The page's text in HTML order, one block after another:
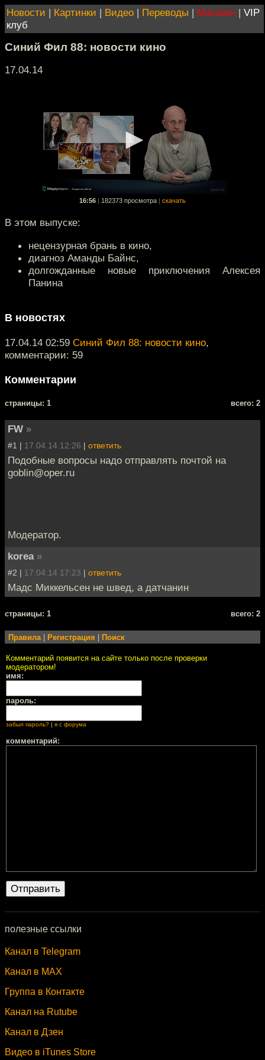
Новости | Картинки | Видео | Переводы | Магазин | VIP
клуб
Синий Фил 88: новости кино
17.04.14
16:56 182373 просмотра скачать
В этом выпуске:
нецензурная брань в кино,
диагноз Аманды Байнс,
долгожданные новые приключения Алексея
Панина
В новостях
17.04.14 02:59 Синий Фил 88: новости кино,
комментарии: 59
Комментарии
cтраницы: 1 всего: 2
FW »
#1 | 17.04.14 12:26 | ответить
Подобные вопросы надо отправлять почтой на
goblin@oper.ru
Модератор.
korea »
#2 | 17.04.14 17:23 | ответить
Мадс Миккельсен не швед, а датчанин
cтраницы: 1 всего: 2
Правила Регистрация Поиск
Комментарий появится на сайте только после проверки
модератором!
имя:
пароль:
забыл пароль? | я с форума
комментарий:
полезные ссылки
Канал в Telegram
Канал в MAX
Группа в Контакте
Канал на Rutube
Канал в Дзен
Видео в iTunes Store